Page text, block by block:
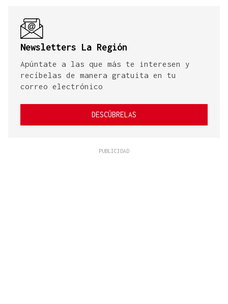
Newsletters La Región
Apúntate a las que más te interesen y
recíbelas de manera gratuita en tu
correo electrónico
DESCÚBRELAS